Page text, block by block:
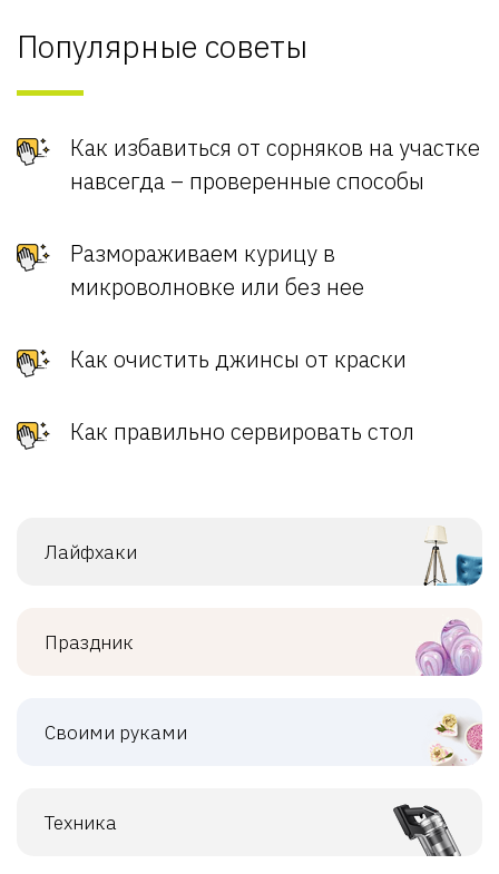
Популярные советы
Как избавиться от сорняков на участке
навсегда – проверенные способы
Размораживаем курицу в
микроволновке или без нее
Как очистить джинсы от краски
Как правильно сервировать стол
Лайфхаки
Праздник
Своими руками
Техника